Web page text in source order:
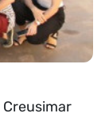
Creusimar